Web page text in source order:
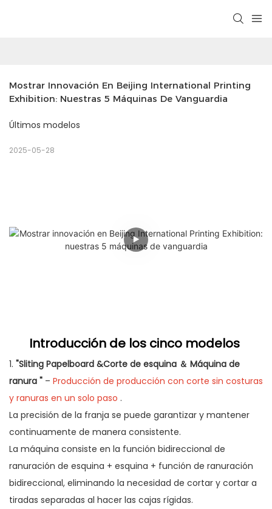
Mostrar Innovación En Beijing International Printing
Exhibition: Nuestras 5 Máquinas De Vanguardia
Últimos modelos
2025-05-28
Introducción de los cinco modelos
1. "Sliting Papelboard &Corte de esquina ＆ Máquina de
ranura " – Producción de producción con corte sin costuras
y ranuras en un solo paso .
La precisión de la franja se puede garantizar y mantener
continuamente de manera consistente.
La máquina consiste en la función bidireccional de
ranuración de esquina + esquina + función de ranuración
bidireccional, eliminando la necesidad de cortar y cortar a
tiradas separadas al hacer las cajas rígidas.